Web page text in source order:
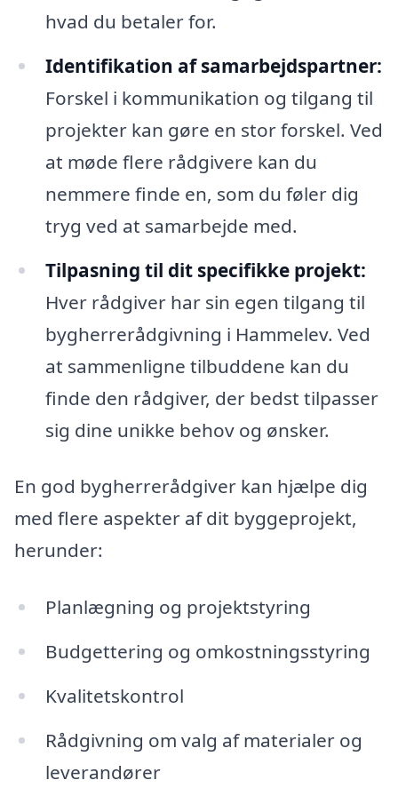
hvad du betaler for.
Identifikation af samarbejdspartner:
Forskel i kommunikation og tilgang til
projekter kan gøre en stor forskel. Ved
at møde flere rådgivere kan du
nemmere finde en, som du føler dig
tryg ved at samarbejde med.
Tilpasning til dit specifikke projekt:
Hver rådgiver har sin egen tilgang til
bygherrerådgivning i Hammelev. Ved
at sammenligne tilbuddene kan du
finde den rådgiver, der bedst tilpasser
sig dine unikke behov og ønsker.
En god bygherrerådgiver kan hjælpe dig
med flere aspekter af dit byggeprojekt,
herunder:
Planlægning og projektstyring
Budgettering og omkostningsstyring
Kvalitetskontrol
Rådgivning om valg af materialer og
leverandører